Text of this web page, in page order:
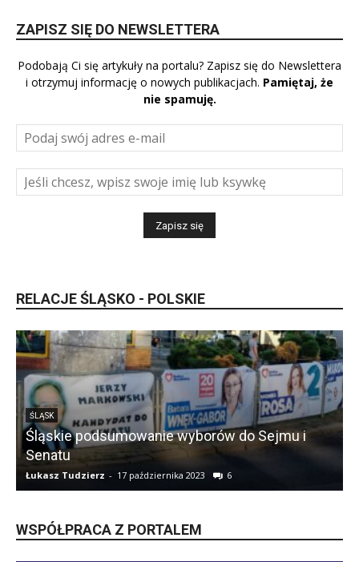
ZAPISZ SIĘ DO NEWSLETTERA
Podobają Ci się artykuły na portalu? Zapisz się do Newslettera
i otrzymuj informację o nowych publikacjach. Pamiętaj, że
nie spamuję.
RELACJE ŚLĄSKO - POLSKIE
ŚLĄSK
Śląskie podsumowanie wyborów do Sejmu i
Senatu
Łukasz Tudzierz - 17 października 2023 6
WSPÓŁPRACA Z PORTALEM